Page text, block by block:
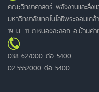
คณะวิทยาศาสตร์ พลังงานและสิ่ง
มหาวิทยาลัยเทคโนโลยีพระจอมเก
19 ม. 11 ต.หนองละลอก อ.บ้านค่า
038-627000 ต่อ 5400
02-5552000 ต่อ 5400